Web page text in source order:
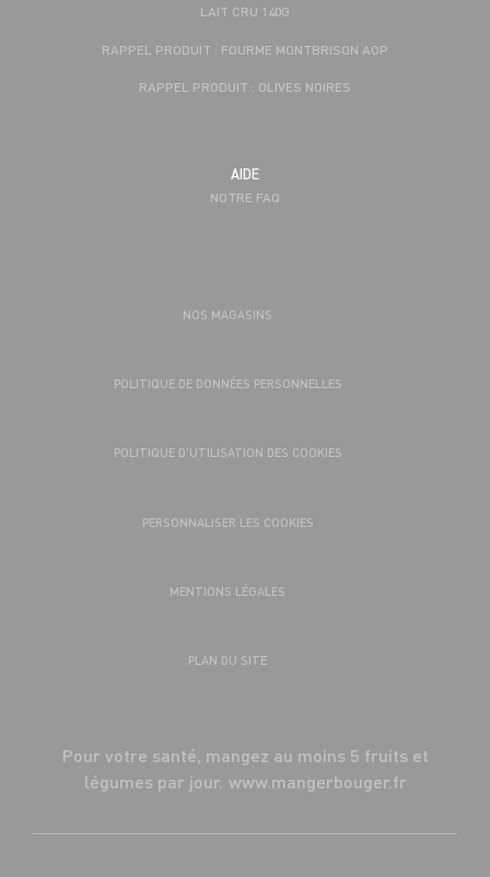
LAIT CRU 140G
RAPPEL PRODUIT : FOURME MONTBRISON AOP
RAPPEL PRODUIT : OLIVES NOIRES
AIDE
NOTRE FAQ
NOS MAGASINS
POLITIQUE DE DONNÉES PERSONNELLES
POLITIQUE D’UTILISATION DES COOKIES
PERSONNALISER LES COOKIES
MENTIONS LÉGALES
PLAN DU SITE
Pour votre santé, mangez au moins 5 fruits et
légumes par jour. www.mangerbouger.fr